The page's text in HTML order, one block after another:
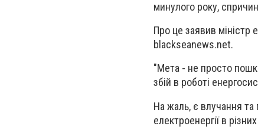
минулого року,
Про це заявив міністр
blackseanews.net.
"Мета - не просто
збій в роботі
На жаль, є влучання та
електроенергії в